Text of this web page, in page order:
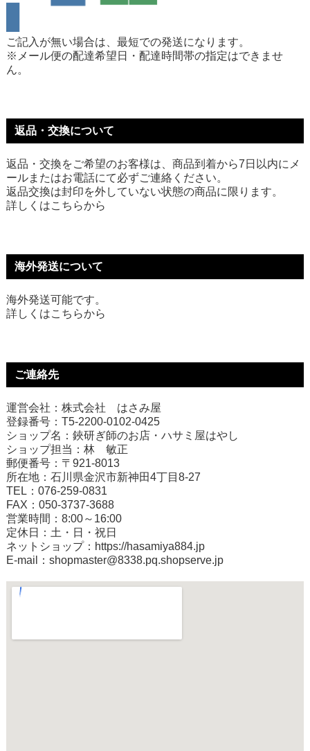
ご記入が無い場合は、最短での発送になります。
※メール便の配達希望日・配達時間帯の指定はできませ
ん。
返品・交換について
返品・交換をご希望のお客様は、商品到着から7日以内にメ
ールまたはお電話にて必ずご連絡ください。
返品交換は封印を外していない状態の商品に限ります。
詳しくはこちらから
海外発送について
海外発送可能です。
詳しくはこちらから
ご連絡先
運営会社：株式会社 はさみ屋
登録番号：T5-2200-0102-0425
ショップ名：鋏研ぎ師のお店・ハサミ屋はやし
ショップ担当：林 敏正
郵便番号：〒921-8013
所在地：石川県金沢市新神田4丁目8-27
TEL：076-259-0831
FAX：050-3737-3688
営業時間：8:00～16:00
定休日：土・日・祝日
ネットショップ： https://hasamiya884.jp
E-mail：shopmaster@8338.pq.shopserve.jp